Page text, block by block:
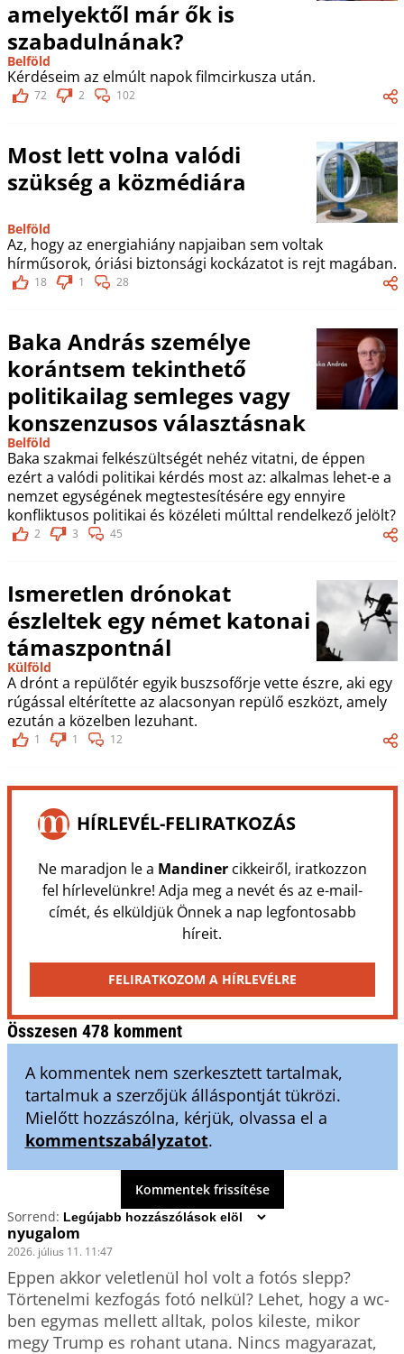
amelyektől már ők is
szabadulnának?
Belföld
Kérdéseim az elmúlt napok filmcirkusza után.
72 2 102
Most lett volna valódi
szükség a közmédiára
Belföld
Az, hogy az energiahiány napjaiban sem voltak
hírműsorok, óriási biztonsági kockázatot is rejt magában.
18 1 28
Baka András személye
korántsem tekinthető
politikailag semleges vagy
konszenzusos választásnak
Belföld
Baka szakmai felkészültségét nehéz vitatni, de éppen
ezért a valódi politikai kérdés most az: alkalmas lehet-e a
nemzet egységének megtestesítésére egy ennyire
konfliktusos politikai és közéleti múlttal rendelkező jelölt?
2 3 45
Ismeretlen drónokat
észleltek egy német katonai
támaszpontnál
Külföld
A drónt a repülőtér egyik buszsofőrje vette észre, aki egy
rúgással eltérítette az alacsonyan repülő eszközt, amely
ezután a közelben lezuhant.
1 1 12
HÍRLEVÉL-FELIRATKOZÁS
Ne maradjon le a Mandinercikkeiről, iratkozzon
fel hírlevelünkre! Adja meg a nevét és az e-mail-
címét, és elküldjük Önnek a nap legfontosabb
híreit.
FELIRATKOZOM A HÍRLEVÉLRE
Összesen 478 komment
A kommentek nem szerkesztett tartalmak,
tartalmuk a szerzőjük álláspontját tükrözi.
Mielőtt hozzászólna, kérjük, olvassa el a
kommentszabályzatot.
Kommentek frissítése
Sorrend:
nyugalom
2026. július 11. 11:47
Eppen akkor veletlenül hol volt a fotós slepp?
Törtenelmi kezfogás fotó nelkül? Lehet, hogy a wc-
ben egymas mellett alltak, polos kileste, mikor
megy Trump es rohant utana. Nincs magyarazat,